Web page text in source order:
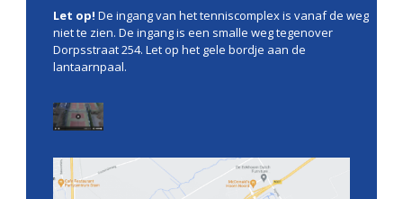
Let op! De ingang van het tenniscomplex is vanaf de weg
niet te zien. De ingang is een smalle weg tegenover
Dorpsstraat 254. Let op het gele bordje aan de
lantaarnpaal.